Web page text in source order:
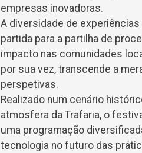
empresas inovadoras.
A diversidade de
partida para a partilha de
impacto nas comunidades
por sua vez, transcende a
perspetivas.
Realizado num cenário
atmosfera da Trafaria, o
uma programação
tecnologia no futuro das